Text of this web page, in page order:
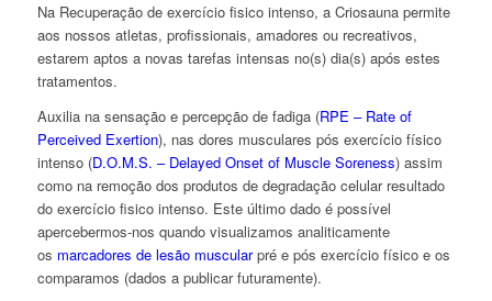
Na Recuperação de exercício fisico intenso, a Criosauna permite
aos nossos atletas, profissionais, amadores ou recreativos,
estarem aptos a novas tarefas intensas no(s) dia(s) após estes
tratamentos.
Auxilia na sensação e percepção de fadiga (RPE – Rate of
Perceived Exertion), nas dores musculares pós exercício físico
intenso (D.O.M.S. – Delayed Onset of Muscle Soreness) assim
como na remoção dos produtos de degradação celular resultado
do exercício fisico intenso. Este último dado é possível
apercebermos-nos quando visualizamos analiticamente
os marcadores de lesão muscularpré e pós exercício físico e os
comparamos (dados a publicar futuramente).